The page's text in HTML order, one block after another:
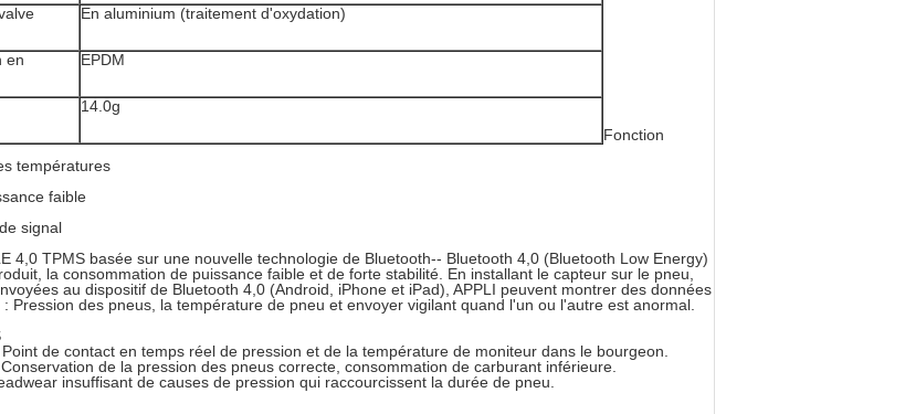
En aluminium (traitement d'oxydation)
en
EPDM
14.0g
Fonction
températures
faible
signal
4,0 TPMS basée sur une nouvelle technologie de Bluetooth-- Bluetooth 4,0 (Bluetooth Low Energy)
la consommation de puissance faible et de forte stabilité. En installant le capteur sur le pneu,
au dispositif de Bluetooth 4,0 (Android, iPhone et iPad), APPLI peuvent montrer des données
Pression des pneus, la température de pneu et envoyer vigilant quand l'un ou l'autre est anormal.
de contact en temps réel de pression et de la température de moniteur dans le bourgeon.
de la pression des pneus correcte, consommation de carburant inférieure.
insuffisant de causes de pression qui raccourcissent la durée de pneu.